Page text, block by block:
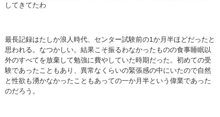
してきてたわ
最長記録はたしか浪人時代、センター試験前の1か月半ほどだったと
思われる。なつかしい。結果こそ振るわなかったものの食事睡眠以
外のすべてを放棄して勉強に費やしていた時期だった。初めての受
験であったこともあり、異常なくらいの緊張感の中にいたので自然
と性欲も湧かなかったこともあっての一か月半という偉業であった
のだろう。